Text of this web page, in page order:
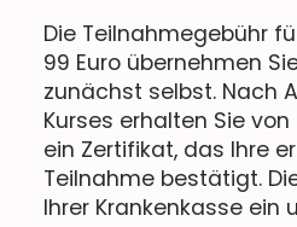
Die Teilnahmegebühr
99 Euro übernehmen
zunächst selbst. Nach
Kurses erhalten Sie
ein Zertifikat, das Ihre
Teilnahme bestätigt.
Ihrer Krankenkasse ein